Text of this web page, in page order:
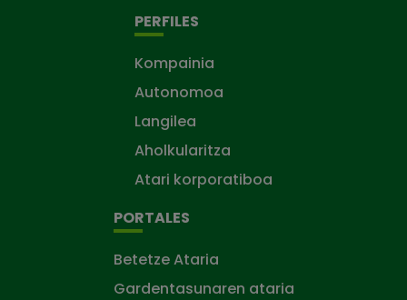
PERFILES
Kompainia
Autonomoa
Langilea
Aholkularitza
Atari korporatiboa
PORTALES
Betetze Ataria
Gardentasunaren ataria